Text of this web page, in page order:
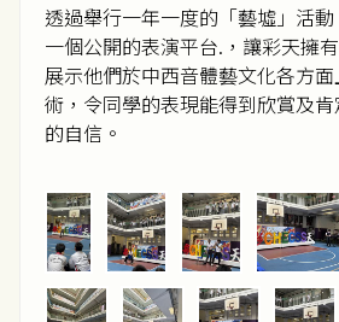
透過舉行一年一度的「藝墟」活
一個公開的表演平台.，讓彩天擁
展示他們於中西音體藝文化各方
術，令同學的表現能得到欣賞及
的自信。